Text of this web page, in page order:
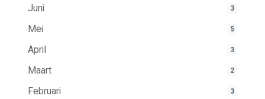
Juni 3
Mei 5
April 3
Maart 2
Februari 3